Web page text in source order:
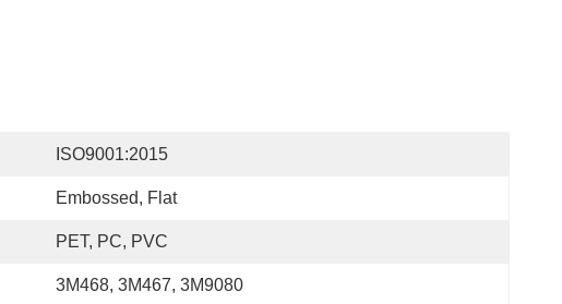
ISO9001:2015
Embossed, Flat
PET, PC, PVC
3M468, 3M467, 3M9080